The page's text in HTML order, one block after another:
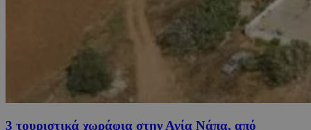
3 τουριστικά χωράφια στην Αγία Νάπα, από